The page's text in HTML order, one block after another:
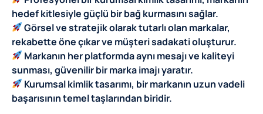
hedef kitlesiyle güçlü bir bağ kurmasını sağlar.
Görsel ve stratejik olarak tutarlı olan markalar,
rekabette öne çıkar ve müşteri sadakati oluşturur.
Markanın her platformda aynı mesajı ve kaliteyi
sunması, güvenilir bir marka imajı yaratır.
Kurumsal kimlik tasarımı, bir markanın uzun vadeli
başarısının temel taşlarından biridir.